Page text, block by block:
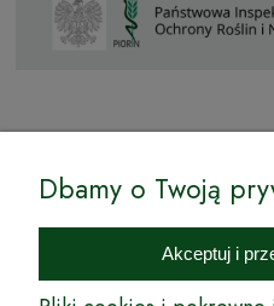
Internetowy Sklep Ogrodniczy
podkarpackich szkółkarzy, której
rynek wysokiej jakości drzewek
Dbamy o Twoją
Akceptuj i